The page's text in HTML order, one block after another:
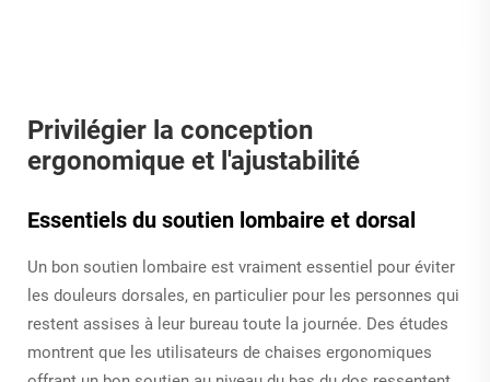
Privilégier la conception
ergonomique et l'ajustabilité
Essentiels du soutien lombaire et dorsal
Un bon soutien lombaire est vraiment essentiel pour éviter
les douleurs dorsales, en particulier pour les personnes qui
restent assises à leur bureau toute la journée. Des études
montrent que les utilisateurs de chaises ergonomiques